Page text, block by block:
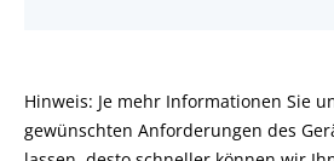
Hinweis: Je mehr Informationen Sie
gewünschten Anforderungen des